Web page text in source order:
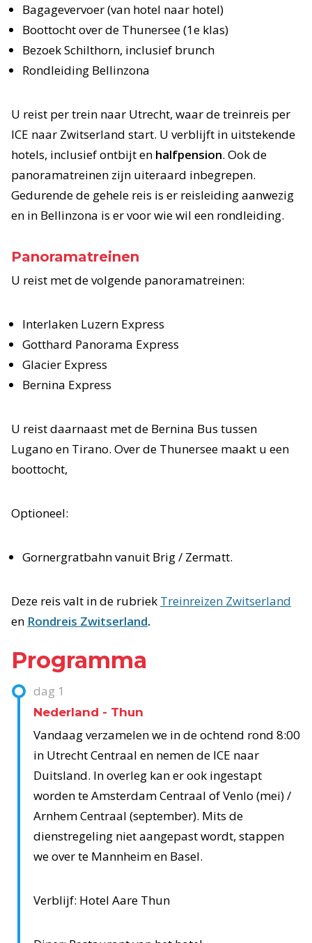
Bagagevervoer (van hotel naar hotel)
Boottocht over de Thunersee (1e klas)
Bezoek Schilthorn, inclusief brunch
Rondleiding Bellinzona
U reist per trein naar Utrecht, waar de treinreis per
ICE naar Zwitserland start. U verblijft in uitstekende
hotels, inclusief ontbijt en halfpension. Ook de
panoramatreinen zijn uiteraard inbegrepen.
Gedurende de gehele reis is er reisleiding aanwezig
en in Bellinzona is er voor wie wil een rondleiding.
Panoramatreinen
U reist met de volgende panoramatreinen:
Interlaken Luzern Express
Gotthard Panorama Express
Glacier Express
Bernina Express
U reist daarnaast met de Bernina Bus tussen
Lugano en Tirano. Over de Thunersee maakt u een
boottocht,
Optioneel:
Gornergratbahn vanuit Brig / Zermatt.
Deze reis valt in de rubriek Treinreizen Zwitserland
en Rondreis Zwitserland.
Programma
dag 1
Nederland - Thun
Vandaag verzamelen we in de ochtend rond 8:00
in Utrecht Centraal en nemen de ICE naar
Duitsland. In overleg kan er ook ingestapt
worden te Amsterdam Centraal of Venlo (mei) /
Arnhem Centraal (september). Mits de
dienstregeling niet aangepast wordt, stappen
we over te Mannheim en Basel.
Verblijf: Hotel Aare Thun